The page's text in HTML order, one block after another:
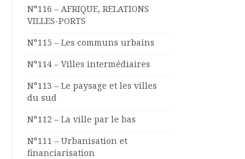
N°116 – AFRIQUE, RELATIONS
VILLES-PORTS
N°115 – Les communs urbains
N°114 – Villes intermédiaires
N°113 – Le paysage et les villes
du sud
N°112 – La ville par le bas
N°111 – Urbanisation et
financiarisation